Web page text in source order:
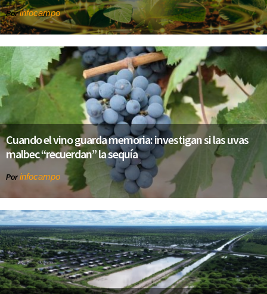
Porinfocampo
Cuando el vino guarda memoria: investigan si las uvas
malbec “recuerdan” la sequía
Por infocampo